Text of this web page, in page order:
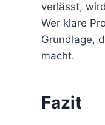
verlässt,
Wer klare
Grundlage,
macht.
Fazit